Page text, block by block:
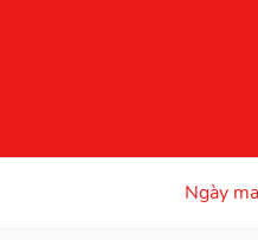
Ngày